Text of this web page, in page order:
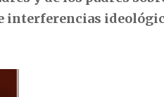
interferencias